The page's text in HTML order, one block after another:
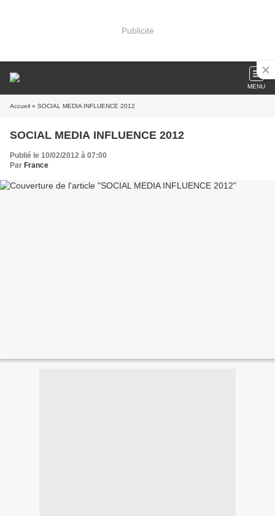
Publicité
MENU
Accueil » SOCIAL MEDIA INFLUENCE 2012
SOCIAL MEDIA INFLUENCE 2012
Publié le 10/02/2012 à 07:00
Par France